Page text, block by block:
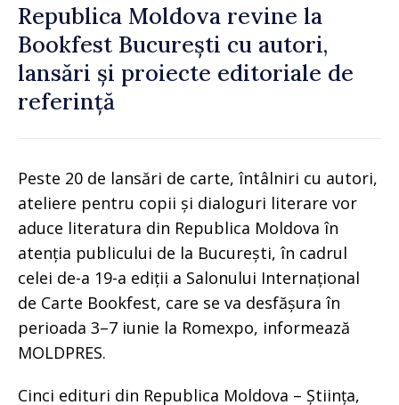
Republica Moldova revine la
Bookfest București cu autori,
lansări și proiecte editoriale de
referință
Peste 20 de lansări de carte, întâlniri cu autori,
ateliere pentru copii și dialoguri literare vor
aduce literatura din Republica Moldova în
atenția publicului de la București, în cadrul
celei de-a 19-a ediții a Salonului Internațional
de Carte Bookfest, care se va desfășura în
perioada 3–7 iunie la Romexpo, informează
MOLDPRES.
Cinci edituri din Republica Moldova – Știința,